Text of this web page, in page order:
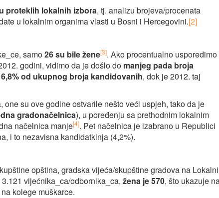
proteklih lokalnih izbora, tj. analizu brojeva/procenata
u lokalnim organima vlasti u Bosni i Hercegovini.[2]
samo26su bile žene[3]. Ako procentualno usporedimo
godini, vidimo da je došlo do manjeg pada broja
6,8% od ukupnog broja kandidovanih, dok je 2012. taj
su ove godine ostvarile nešto veći uspjeh, tako da je
gradonačelnica), u poređenju sa prethodnim lokalnim
načelnica manje[4]. Pet načelnica je izabrano u Republici
i to nezavisna kandidatkinja (4,2%).
opština, gradska vijeća/skupštine gradova na
vijećnika_ca/odbornika_ca, žena je 570, što ukazuje
kolege muškarce.